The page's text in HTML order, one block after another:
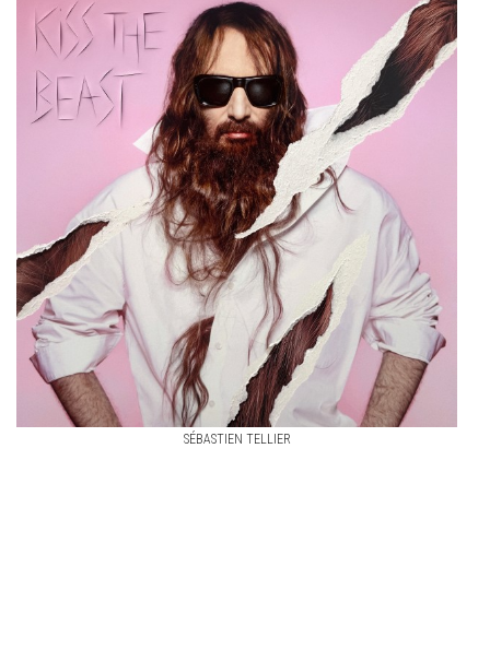
SÉBASTIEN TELLIER